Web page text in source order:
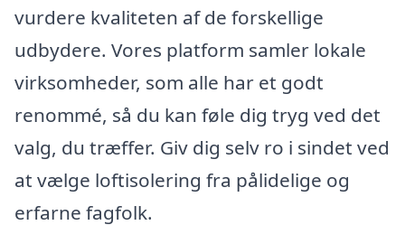
vurdere kvaliteten af de forskellige
udbydere. Vores platform samler lokale
virksomheder, som alle har et godt
renommé, så du kan føle dig tryg ved det
valg, du træffer. Giv dig selv ro i sindet ved
at vælge loftisolering fra pålidelige og
erfarne fagfolk.